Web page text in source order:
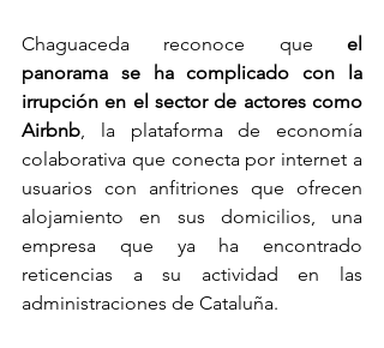
Chaguaceda reconoce que el
panorama se ha complicado con la
irrupción en el sector de actores como
Airbnb, la plataforma de economía
colaborativa que conecta por internet a
usuarios con anfitriones que ofrecen
alojamiento en sus domicilios, una
empresa que ya ha encontrado
reticencias a su actividad en las
administraciones de Cataluña.